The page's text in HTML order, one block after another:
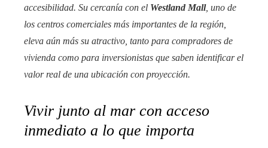
accesibilidad. Su cercanía con el Westland Mall, uno de
los centros comerciales más importantes de la región,
eleva aún más su atractivo, tanto para compradores de
vivienda como para inversionistas que saben identificar el
valor real de una ubicación con proyección.
Vivir junto al mar con acceso
inmediato a lo que importa